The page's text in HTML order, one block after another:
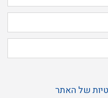
של האתר